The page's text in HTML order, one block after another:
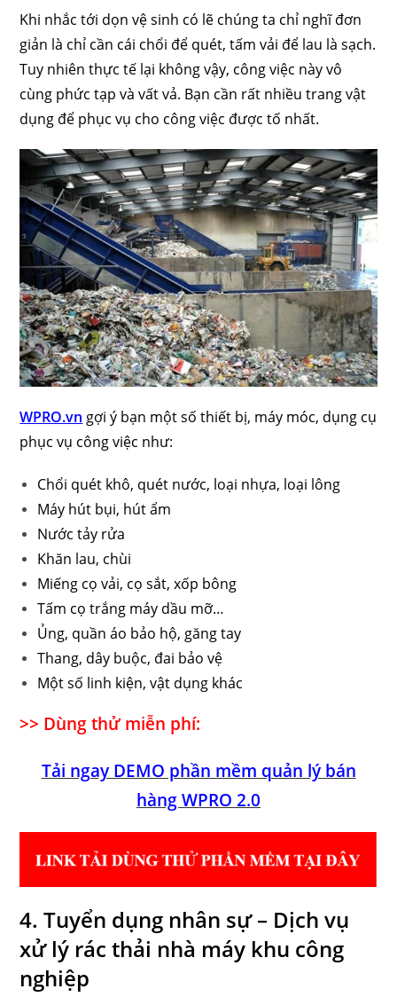
Khi nhắc tới dọn vệ sinh có lẽ chúng ta chỉ nghĩ đơn
giản là chỉ cần cái chổi để quét, tấm vải để lau là sạch.
Tuy nhiên thực tế lại không vậy, công việc này vô
cùng phức tạp và vất vả. Bạn cần rất nhiều trang vật
dụng để phục vụ cho công việc được tố nhất.
WPRO.vn gợi ý bạn một số thiết bị, máy móc, dụng cụ
phục vụ công việc như:
Chổi quét khô, quét nước, loại nhựa, loại lông
Máy hút bụi, hút ẩm
Nước tảy rửa
Khăn lau, chùi
Miếng cọ vải, cọ sắt, xốp bông
Tấm cọ trắng máy dầu mỡ…
Ủng, quần áo bảo hộ, găng tay
Thang, dây buộc, đai bảo vệ
Một số linh kiện, vật dụng khác
>> Dùng thử miễn phí:
Tải ngay DEMO phần mềm quản lý bán
hàng WPRO 2.0
4. Tuyển dụng nhân sự – Dịch vụ
xử lý rác thải nhà máy khu công
nghiệp